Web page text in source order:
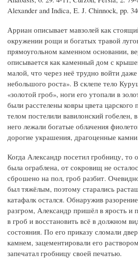
Alexander and Indica, E. J. Chinnock, pp.
Арриан описывает мавзолей как
окружении рощи и богатых травой
прямоугольном каменном основании,
описывается как каменный дом с
малой, что через неё трудно войти
небольшого роста». В склепе тело
«золотой гроб», ноги его утопали в
были расстелены ковры цвета царского
телом постелили вавилонский гобелен,
него лежали богатые облачения
дорогие украшения, драгоценные
Когда Александр посетил гробницу, то
была ограблена, от сокровищ не
сброшено на пол, гроб разбит.
был тяжёлым, поэтому старались
катафалк остался. Обнаружив
разгром, Александр пришёл в ярость и
в гроб и восстановить всё в должном
состояния. По его приказу сломали
камнем, зацементировали его
запечатал гробницу своей печатью.